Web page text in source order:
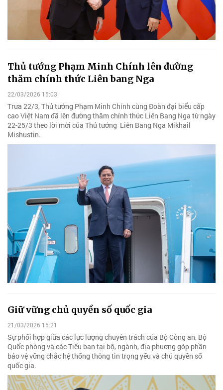
Thủ tướng Phạm Minh Chính lên đường
thăm chính thức Liên bang Nga
22/03/2026 15:03
Trưa 22/3, Thủ tướng Phạm Minh Chính cùng Đoàn đại biểu cấp
cao Việt Nam đã lên đường thăm chính thức Liên Bang Nga từ ngày
22-25/3 theo lời mời của Thủ tướng Liên Bang Nga Mikhail
Mishustin.
Giữ vững chủ quyền số quốc gia
21/03/2026 15:21
Sự phối hợp giữa các lực lượng chuyên trách của Bộ Công an, Bộ
Quốc phòng và các Tiểu ban tại bộ, ngành, địa phương góp phần
bảo vệ vững chắc hệ thống thông tin trọng yếu và chủ quyền số
quốc gia.